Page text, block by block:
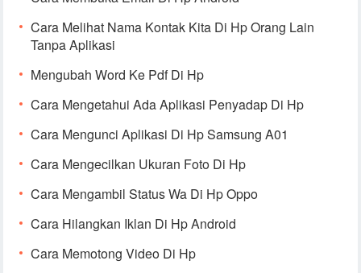
Cara Melihat Nama Kontak Kita Di Hp Orang Lain
Tanpa Aplikasi
Mengubah Word Ke Pdf Di Hp
Cara Mengetahui Ada Aplikasi Penyadap Di Hp
Cara Mengunci Aplikasi Di Hp Samsung A01
Cara Mengecilkan Ukuran Foto Di Hp
Cara Mengambil Status Wa Di Hp Oppo
Cara Hilangkan Iklan Di Hp Android
Cara Memotong Video Di Hp